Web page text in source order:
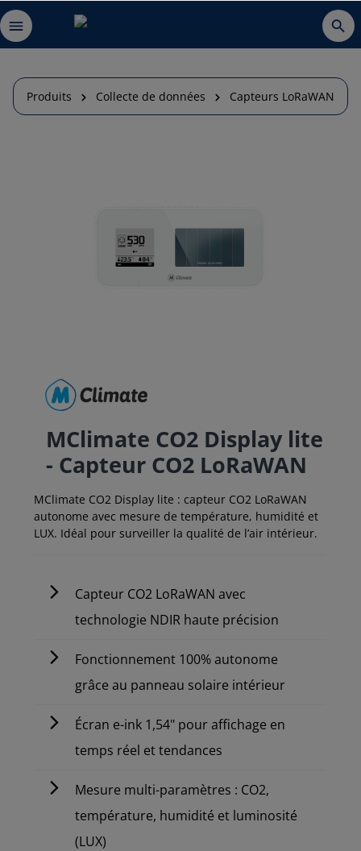
Produits Collecte de données Capteurs LoRaWAN
MClimate CO2 Display lite
- Capteur CO2 LoRaWAN
MClimate CO2 Display lite : capteur CO2 LoRaWAN
autonome avec mesure de température, humidité et
LUX. Idéal pour surveiller la qualité de l’air intérieur.
Capteur CO2 LoRaWAN avec
technologie NDIR haute précision
Fonctionnement 100% autonome
grâce au panneau solaire intérieur
Écran e-ink 1,54" pour affichage en
temps réel et tendances
Mesure multi-paramètres : CO2,
température, humidité et luminosité
(LUX)